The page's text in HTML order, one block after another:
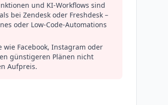
und KI-Workflows sind
bei Zendesk oder Freshdesk –
oder Low-Code-Automations
wie Facebook, Instagram oder
günstigeren Plänen nicht
Aufpreis.